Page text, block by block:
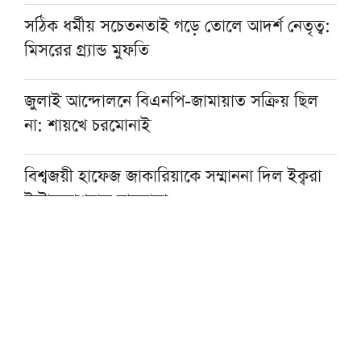
সঠিক ধর্মীয় সচেতনতাই গড়ে তোলে আদর্শ নেতৃত্ব:
মিসরের গ্র্যান্ড মুফতি
জুলাই আন্দোলনে বিএনপি-জামায়াত সক্রিয় ছিল
না: শায়খে চরমোনাই
বিশ্বজয়ী হাফেজ জাকারিয়াকে সম্মাননা দিল ইক্বরা
ইন্টারন্যাশনাল মাদরাসা